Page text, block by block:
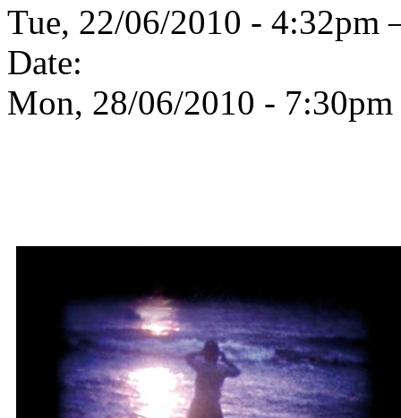
Tue, 22/06/2010 -
Date:
Mon, 28/06/2010 - 7:30pm